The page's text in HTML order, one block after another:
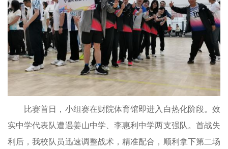
比赛首日，小组赛在财院体育馆即进入白热化阶段。效
实中学代表队遭遇姜山中学、李惠利中学两支强队。首战失
利后，我校队员迅速调整战术，精准配合，顺利拿下第二场